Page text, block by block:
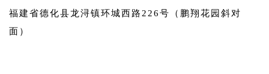
福建省德化县龙浔镇环城西路226号（鹏翔花园斜对
面）